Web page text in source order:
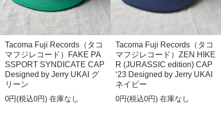
Tacoma Fuji Records（タコ
マフジレコード）FAKE PA
SSPORT SYNDICATE CAP
Designed by Jerry UKAI グ
リーン
0円(税込0円) 在庫なし
Tacoma Fuji Records（タコ
マフジレコード）ZEN HIKE
R (JURASSIC edition) CAP
‘23 Designed by Jerry UKAI
ネイビー
0円(税込0円) 在庫なし